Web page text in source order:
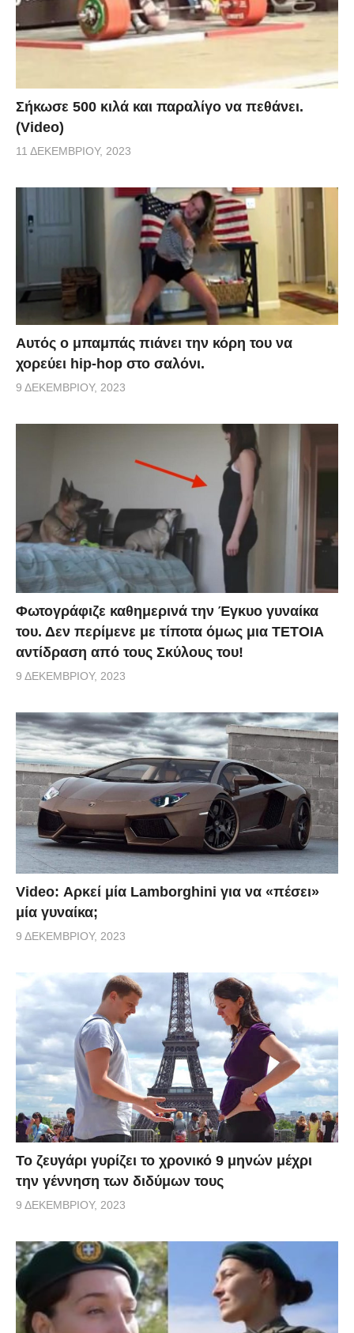
Σήκωσε 500 κιλά και παραλίγο να πεθάνει.
(Video)
11 ΔΕΚΕΜΒΡΊΟΥ, 2023
Αυτός ο μπαμπάς πιάνει την κόρη του να
χορεύει hip-hop στο σαλόνι.
9 ΔΕΚΕΜΒΡΊΟΥ, 2023
Φωτογράφιζε καθημερινά την Έγκυο γυναίκα
του. Δεν περίμενε με τίποτα όμως μια ΤΕΤΟΙΑ
αντίδραση από τους Σκύλους του!
9 ΔΕΚΕΜΒΡΊΟΥ, 2023
Video: Αρκεί μία Lamborghini για να «πέσει»
μία γυναίκα;
9 ΔΕΚΕΜΒΡΊΟΥ, 2023
Το ζευγάρι γυρίζει το χρονικό 9 μηνών μέχρι
την γέννηση των διδύμων τους
9 ΔΕΚΕΜΒΡΊΟΥ, 2023